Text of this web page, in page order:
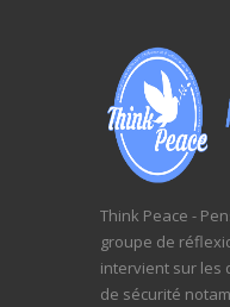
Think Peace -
groupe de
intervient sur les
de sécurité